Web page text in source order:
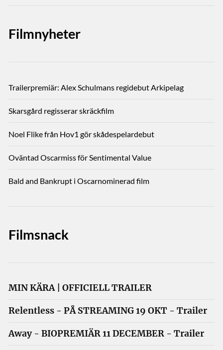
Filmnyheter
Trailerpremiär: Alex Schulmans regidebut Arkipelag
Skarsgård regisserar skräckfilm
Noel Flike från Hov1 gör skådespelardebut
Oväntad Oscarmiss för Sentimental Value
Bald and Bankrupt i Oscarnominerad film
Filmsnack
MIN KÄRA | OFFICIELL TRAILER
Relentless - PÅ STREAMING 19 OKT - Trailer
Away - BIOPREMIÄR 11 DECEMBER - Trailer